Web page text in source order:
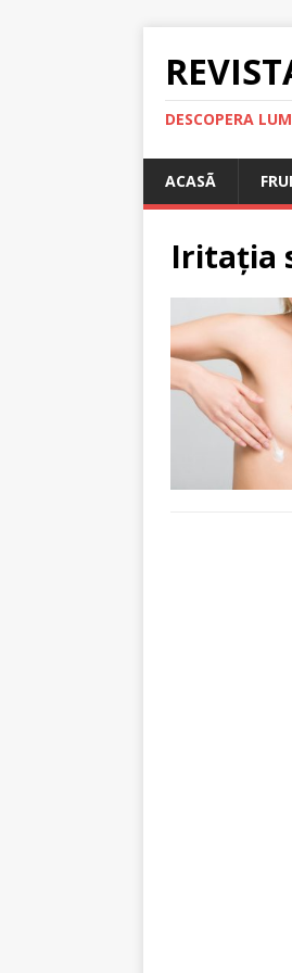
DESCOPERA
ACASÃ
Iritația